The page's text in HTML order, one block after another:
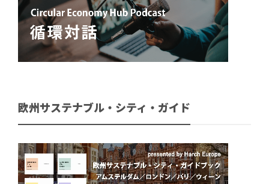
欧州サステナブル・シティ・ガイド